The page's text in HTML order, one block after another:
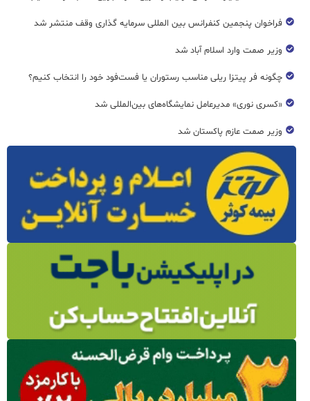
فراخوان پنجمین کنفرانس بین المللی سرمایه گذاری وقف منتشر شد
وزیر صمت وارد اسلام آباد شد
چگونه فر پیتزا ریلی مناسب رستوران یا فست‌فود خود را انتخاب کنیم؟
«کسری نوری» مدیرعامل نمایشگاه‌های بین‌المللی شد
وزیر صمت عازم پاکستان شد